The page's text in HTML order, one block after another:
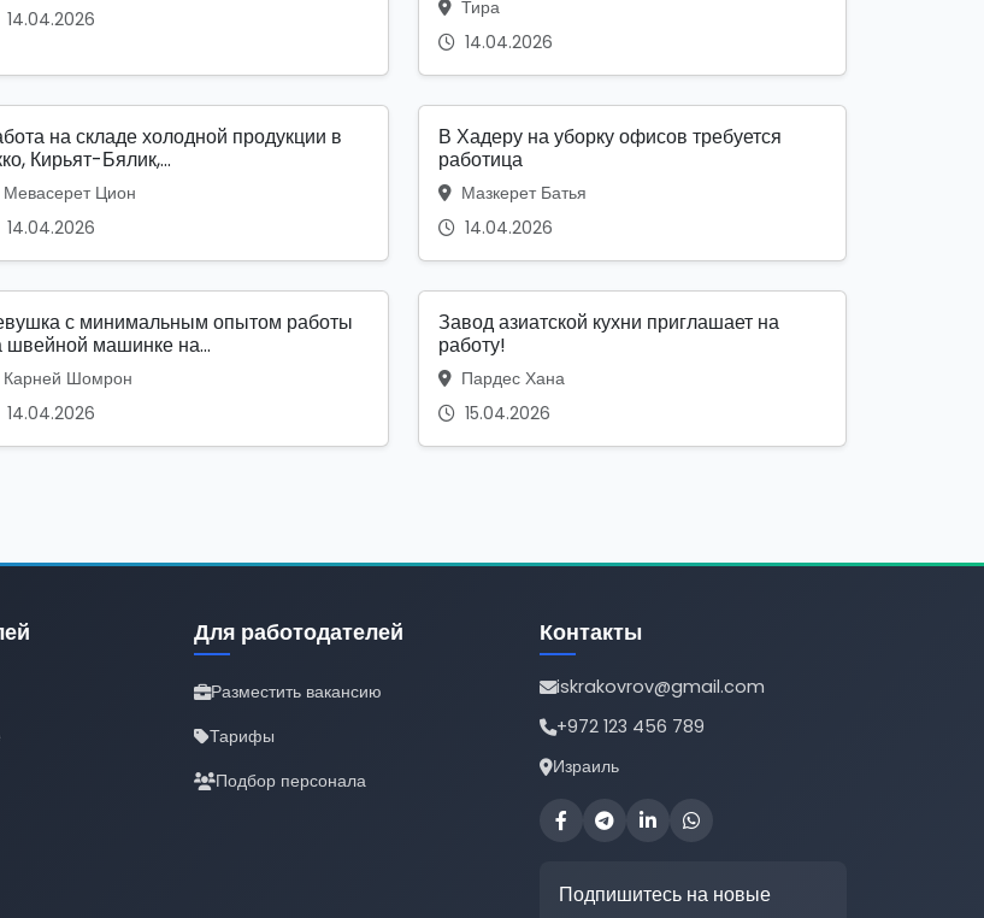
14.04.2026
Тира
14.04.2026
на складе холодной продукции в
Кирьят-Бялик,...
Мевасерет Цион
14.04.2026
В Хадеру на уборку офисов требуется
работица
Мазкерет Батья
14.04.2026
с минимальным опытом работы
швейной машинке на...
Карней Шомрон
14.04.2026
Завод азиатской кухни приглашает на
работу!
Пардес Хана
15.04.2026
Для работодателей
Разместить вакансию
Тарифы
Подбор персонала
Контакты
iskrakovrov@gmail.com
+972 123 456 789
Израиль
Подпишитесь на новые